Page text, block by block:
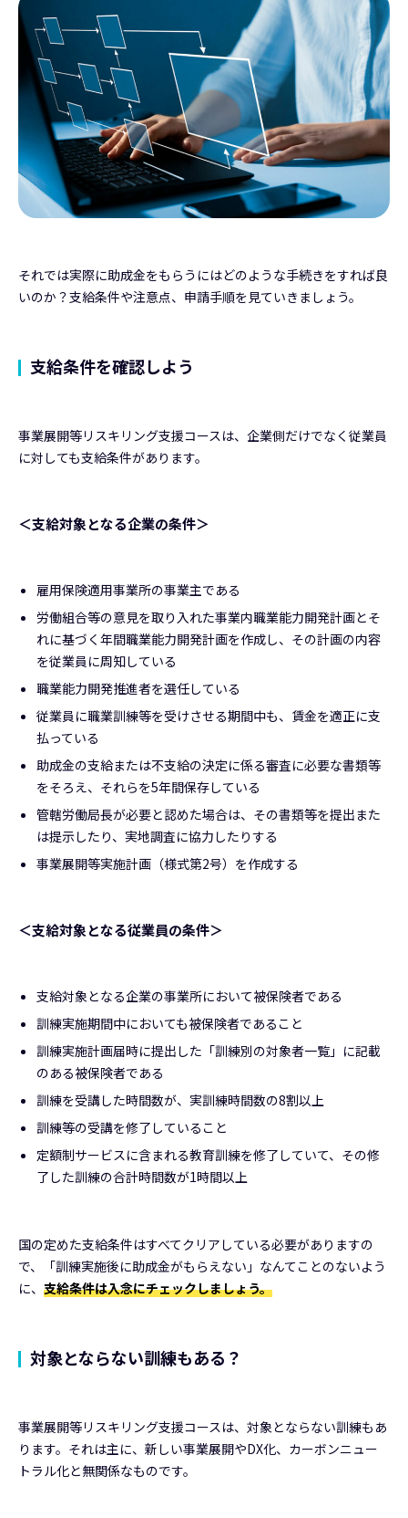
それでは実際に助成金をもらうにはどのような手続きをすれば良
いのか？支給条件や注意点、申請手順を見ていきましょう。
支給条件を確認しよう
事業展開等リスキリング支援コースは、企業側だけでなく従業員
に対しても支給条件があります。
＜支給対象となる企業の条件＞
雇用保険適用事業所の事業主である
労働組合等の意見を取り入れた事業内職業能力開発計画とそ
れに基づく年間職業能力開発計画を作成し、その計画の内容
を従業員に周知している
職業能力開発推進者を選任している
従業員に職業訓練等を受けさせる期間中も、賃金を適正に支
払っている
助成金の支給または不支給の決定に係る審査に必要な書類等
をそろえ、それらを5年間保存している
管轄労働局長が必要と認めた場合は、その書類等を提出また
は提示したり、実地調査に協力したりする
事業展開等実施計画（様式第2号）を作成する
＜支給対象となる従業員の条件＞
支給対象となる企業の事業所において被保険者である
訓練実施期間中においても被保険者であること
訓練実施計画届時に提出した「訓練別の対象者一覧」に記載
のある被保険者である
訓練を受講した時間数が、実訓練時間数の8割以上
訓練等の受講を修了していること
定額制サービスに含まれる教育訓練を修了していて、その修
了した訓練の合計時間数が1時間以上
国の定めた支給条件はすべてクリアしている必要がありますの
で、「訓練実施後に助成金がもらえない」なんてことのないよう
に、 支給条件は入念にチェックしましょう。
対象とならない訓練もある？
事業展開等リスキリング支援コースは、対象とならない訓練もあ
ります。それは主に、新しい事業展開やDX化、カーボンニュー
トラル化と無関係なものです。